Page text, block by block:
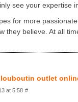
seе your expеrtiѕe
for moгe
theу believe. At all
outlet
at 5:58 #